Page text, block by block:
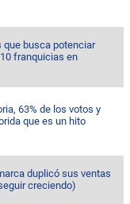
que busca potenciar
franquicias en
63% de los votos y
que es un hito
duplicó sus ventas
creciendo)